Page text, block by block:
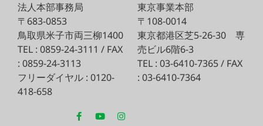
法人本部事務局
〒683-0853
鳥取県米子市両三柳1400
TEL : 0859-24-3111 / FAX
: 0859-24-3113
フリーダイヤル : 0120-
418-658
東京事業本部
〒108-0014
東京都港区芝5-26-30 専
売ビル6階6-3
TEL : 03-6410-7365 / FAX
: 03-6410-7364